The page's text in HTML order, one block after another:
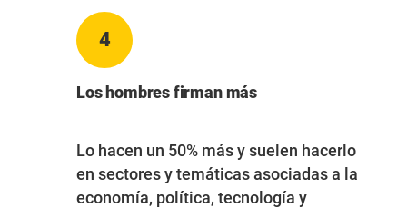
4
Los hombres firman más
Lo hacen un 50% más y suelen hacerlo
en sectores y temáticas asociadas a la
economía, política, tecnología y